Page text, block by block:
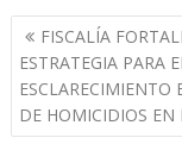
Navegación
de
entradas
FISCALÍA
ESTRATEGIA PARA
ESCLARECIMIENTO
DE HOMICIDIOS EN